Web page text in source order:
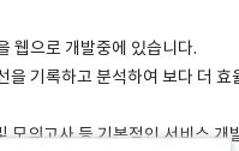
웹으로 개발중에 있습니다.
기록하고 분석하여 보다 더
의고사 등 기본적인 서비스 개